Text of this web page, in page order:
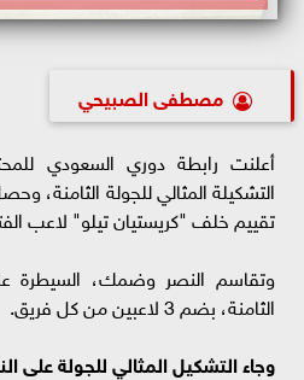
مصطفى الصبيحي
أعلنت رابطة دوري السعودي
التشكيلة المثالي للجولة الثامنة،
تقييم خلف "كريستيان تيلو" لاعب
وتقاسم النصر وضمك، السيطرة
الثامنة، بضم 3 لاعبين من كل فريق.
وجاء التشكيل المثالي للجولة على